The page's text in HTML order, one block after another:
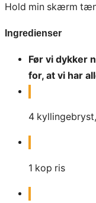
Hold min skærm
Ingredienser
Før vi dykker
for, at vi har
4
1 kop ris